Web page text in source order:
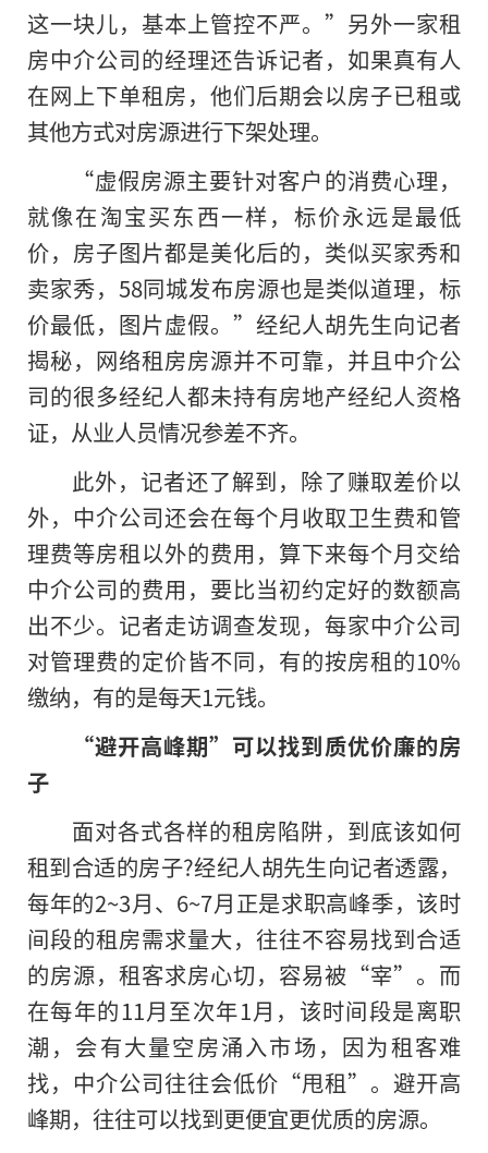
这一块儿，基本上管控不严。”另外一家租
房中介公司的经理还告诉记者，如果真有人
在网上下单租房，他们后期会以房子已租或
其他方式对房源进行下架处理。
“虚假房源主要针对客户的消费心理，
就像在淘宝买东西一样，标价永远是最低
价，房子图片都是美化后的，类似买家秀和
卖家秀，58同城发布房源也是类似道理，标
价最低，图片虚假。”经纪人胡先生向记者
揭秘，网络租房房源并不可靠，并且中介公
司的很多经纪人都未持有房地产经纪人资格
证，从业人员情况参差不齐。
此外，记者还了解到，除了赚取差价以
外，中介公司还会在每个月收取卫生费和管
理费等房租以外的费用，算下来每个月交给
中介公司的费用，要比当初约定好的数额高
出不少。记者走访调查发现，每家中介公司
对管理费的定价皆不同，有的按房租的10%
缴纳，有的是每天1元钱。
“避开高峰期”可以找到质优价廉的房
子
面对各式各样的租房陷阱，到底该如何
租到合适的房子?经纪人胡先生向记者透露，
每年的2~3月、6~7月正是求职高峰季，该时
间段的租房需求量大，往往不容易找到合适
的房源，租客求房心切，容易被“宰”。而
在每年的11月至次年1月，该时间段是离职
潮，会有大量空房涌入市场，因为租客难
找，中介公司往往会低价“甩租”。避开高
峰期，往往可以找到更便宜更优质的房源。